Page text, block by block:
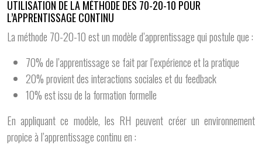
UTILISATION DE LA MÉTHODE DES 70-20-10 POUR
L’APPRENTISSAGE CONTINU
La méthode 70-20-10 est un modèle d’apprentissage qui postule que :
70% de l’apprentissage se fait par l’expérience et la pratique
20% provient des interactions sociales et du feedback
10% est issu de la formation formelle
En appliquant ce modèle, les RH peuvent créer un environnement
propice à l’apprentissage continu en :